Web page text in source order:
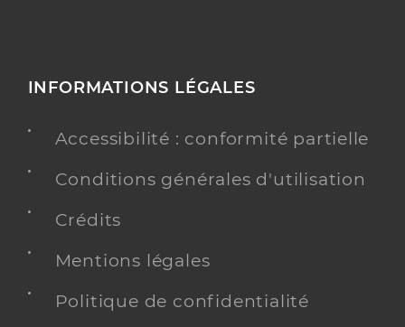
INFORMATIONS LÉGALES
Accessibilité : conformité partielle
Conditions générales d'utilisation
Crédits
Mentions légales
Politique de confidentialité